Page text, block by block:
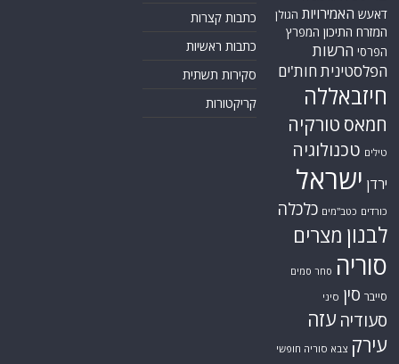
ירדן ישראל
כורדים כטב"מים כלכלה
לבנוןמצרים
סוריה סחר סמים
סייבר סין סיני
סעודיהעזה
עירק
צבא סוריה חופשי
קורונה קטאר
רוסיה רפואה
שיעים תוכנית הגרעין
תימן